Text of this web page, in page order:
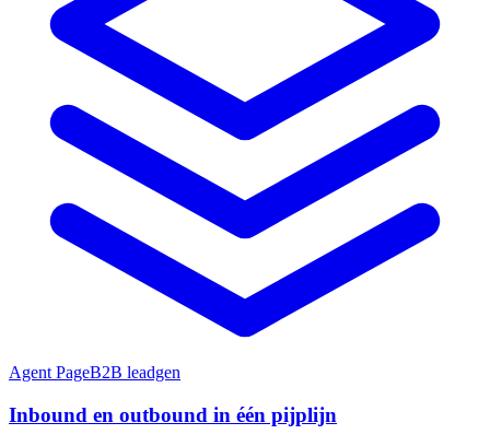
Agent PageB2B leadgen
Inbound en outbound in één pijplijn